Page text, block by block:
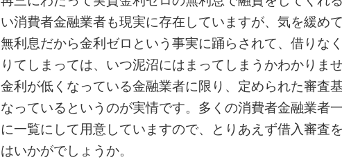
い消費者金融業者も現実に存在していますが、気を緩めて
無利息だから金利ゼロという事実に踊らされて、借りな
りてしまっては、いつ泥沼にはまってしまうかわかりませ
金利が低くなっている金融業者に限り、定められた審査
なっているというのが実情です。多くの消費者金融業者
に一覧にして用意していますので、とりあえず借入審査
はいかがでしょうか。